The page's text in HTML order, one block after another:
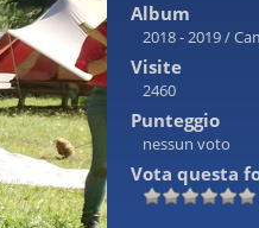
Album
2018 - 2019/
Visite
2460
Punteggio
nessun voto
Vota questa